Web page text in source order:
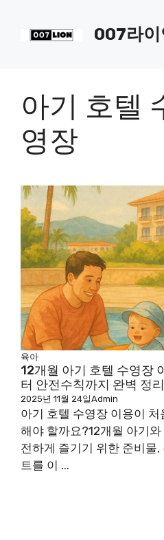
007라이
아기 호텔
영장
육아
12개월 아기 호텔 수영장
터 안전수칙까지 완벽 정리
2025년 11월 24일Admin
아기 호텔 수영장 이용이
해야 할까요?12개월 아기
전하게 즐기기 위한 준비물
트를 이 ...